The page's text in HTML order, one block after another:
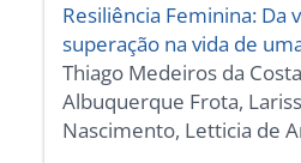
Resiliência Feminina: Da
superação na vida de
Thiago Medeiros da
Albuquerque Frota,
Nascimento, Letticia de